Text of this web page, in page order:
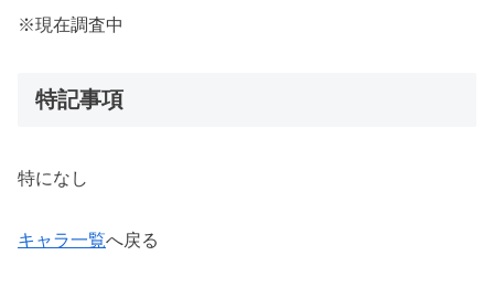
※現在調査中
特記事項
特になし
キャラ一覧へ戻る